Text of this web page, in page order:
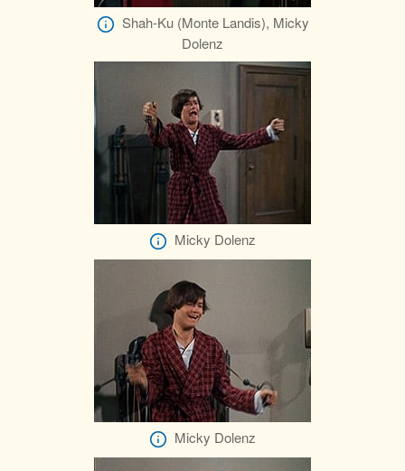
Shah-Ku (Monte Landis), Micky
Dolenz
Micky Dolenz
Micky Dolenz